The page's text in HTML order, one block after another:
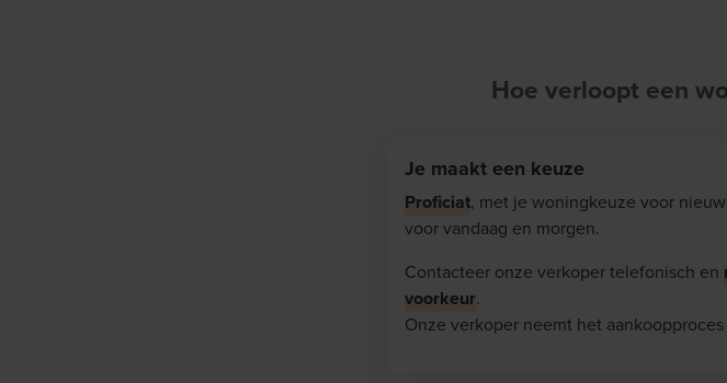
Hoe verloopt een
Je maakt een keuze
Proficiat, met je woningkeuze voor
voor vandaag en morgen.
Contacteer onze verkoper telefonisch en
voorkeur.
Onze verkoper neemt het